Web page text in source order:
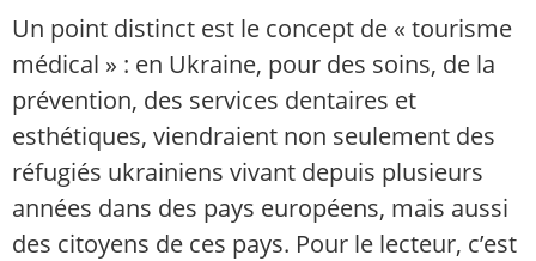
Un point distinct est le concept de « tourisme
médical » : en Ukraine, pour des soins, de la
prévention, des services dentaires et
esthétiques, viendraient non seulement des
réfugiés ukrainiens vivant depuis plusieurs
années dans des pays européens, mais aussi
des citoyens de ces pays. Pour le lecteur, c’est